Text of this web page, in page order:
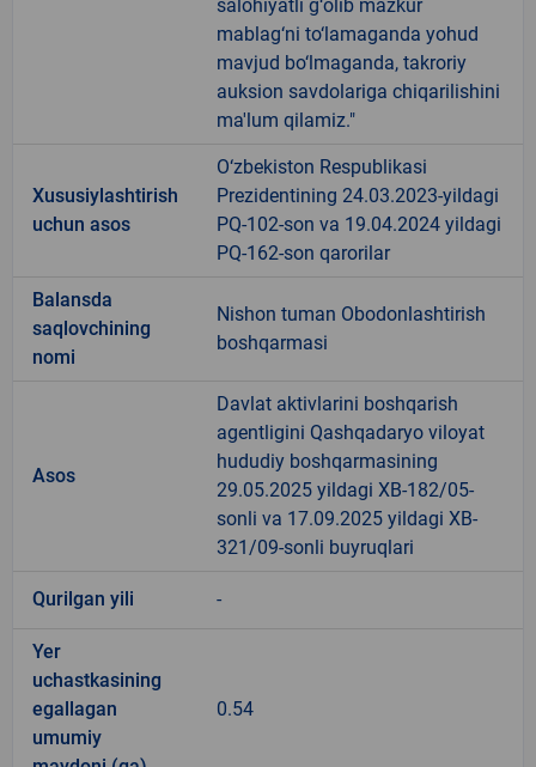
salohiyatli g‘olib mazkur
mablag‘ni to‘lamaganda yohud
mavjud bo‘lmaganda, takroriy
auksion savdolariga chiqarilishini
ma'lum qilamiz."
Xususiylashtirish
uchun asos
O‘zbekiston Respublikasi
Prezidentining 24.03.2023-yildagi
PQ-102-son va 19.04.2024 yildagi
PQ-162-son qarorilar
Balansda
saqlovchining
nomi
Nishon tuman Obodonlashtirish
boshqarmasi
Asos
Davlat aktivlarini boshqarish
agentligini Qashqadaryo viloyat
hududiy boshqarmasining
29.05.2025 yildagi XB-182/05-
sonli va 17.09.2025 yildagi XB-
321/09-sonli buyruqlari
Qurilgan yili -
Yer
uchastkasining
egallagan
umumiy
0.54